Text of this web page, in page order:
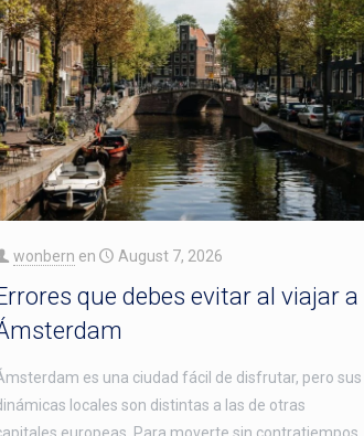
wonbern en August 7, 2026
que debes evitar al viajar a
es una ciudad fácil de disfrutar, pero sus
locales son distintas a las de otras